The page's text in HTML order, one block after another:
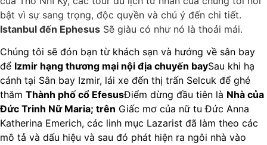
bật vì sự sang trọng, độc quyền và chú ý đến chi tiết.
Istanbul đến Ephesus Sẽ giàu có như nó là thoải mái.
Chúng tôi sẽ đón bạn từ khách sạn và hướng về sân bay
để Izmir hạng thương mại nội địa chuyến baySau khi hạ
cánh tại Sân bay Izmir, lái xe đến thị trấn Selcuk để ghé
thăm Thành phố cổ EfesusĐiểm dừng đầu tiên là Nhà của
Đức Trinh Nữ Maria; trên Giấc mơ của nữ tu Đức Anna
Katherina Emerich, các linh mục Lazarist đã làm theo các
mô tả và dấu hiệu và sau đó phát hiện ra ngôi nhà vào